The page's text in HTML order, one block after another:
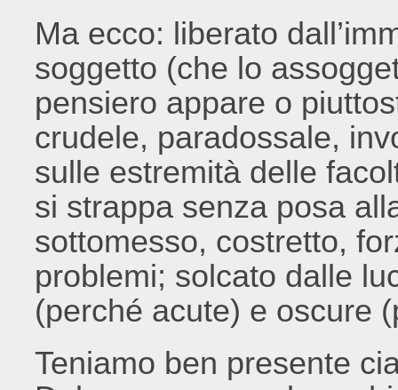
Ma ecco: liberato
soggetto (che lo
pensiero appare o
crudele, paradossale,
sulle estremità delle
si strappa senza posa
sottomesso, costretto,
problemi; solcato dalle
(perché acute) e oscure
Teniamo ben presente